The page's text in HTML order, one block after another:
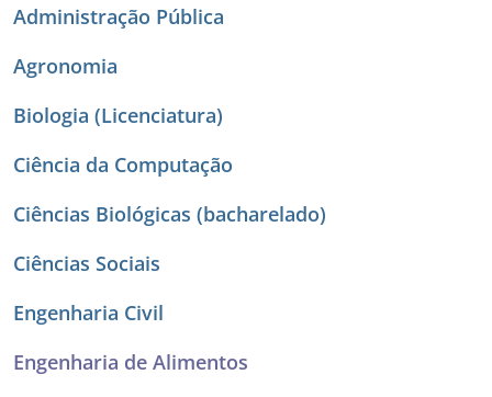
Administração Pública
Agronomia
Biologia (Licenciatura)
Ciência da Computação
Ciências Biológicas (bacharelado)
Ciências Sociais
Engenharia Civil
Engenharia de Alimentos